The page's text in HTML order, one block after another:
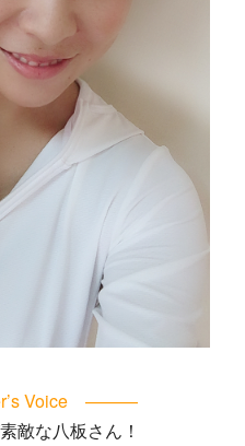
Voice ———
敵な八板さん！